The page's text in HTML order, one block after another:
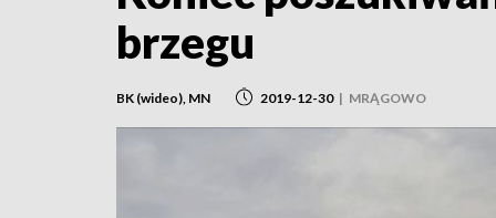
brzegu
BK (wideo), MN 2019-12-30 | MRĄGOWO